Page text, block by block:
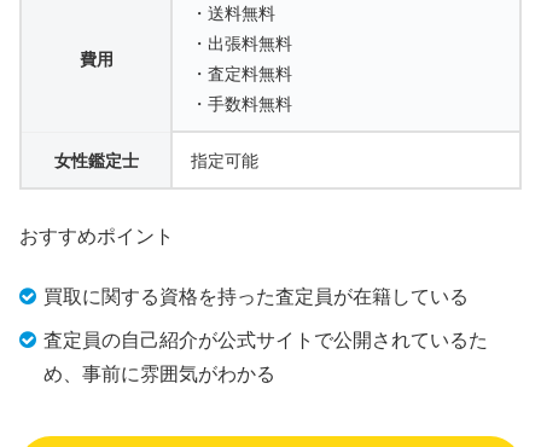
費用
・送料無料
・出張料無料
・査定料無料
・手数料無料
女性鑑定士 指定可能
おすすめポイント
買取に関する資格を持った査定員が在籍している
査定員の自己紹介が公式サイトで公開されているた
め、事前に雰囲気がわかる